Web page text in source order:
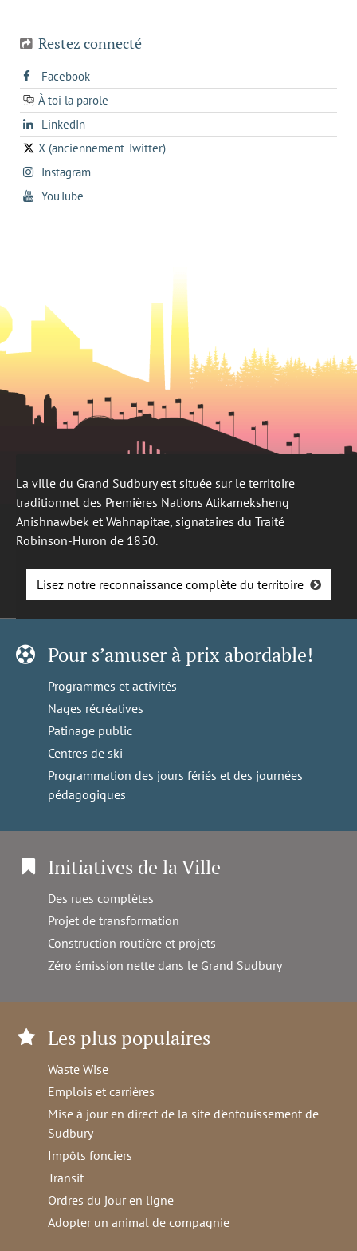
Restez connecté
Facebooks'ouvre
dans
un
onglet
À toi la parole
opens
in
a
new
tab
LinkedInopens
in
a
new
X (anciennement Twitter)
s'ouvre
dans
un
nouvel
Instagrams'ouvre
dans
un
YouTube
dans
La ville du Grand Sudbury est située sur le territoire
traditionnel des Premières Nations Atikameksheng
Anishnawbek et Wahnapitae, signataires du Traité
Robinson-Huron de 1850.
Lisez notre reconnaissance complète du territoire
Pour s’amuser à prix abordable!
Programmes et activités
Nages récréatives
Patinage public
Centres de ski
Programmation des jours fériés et des journées
pédagogiques
Initiatives de la Ville
Des rues complètes
Projet de transformation
Construction routière et projets
Zéro émission nette dans le Grand Sudbury
Les plus populaires
Waste Wise
Emplois et carrières
Mise à jour en direct de la site d'enfouissement de
Sudbury
Impôts fonciers
Transit
Ordres du jour en ligne
Adopter un animal de compagnie